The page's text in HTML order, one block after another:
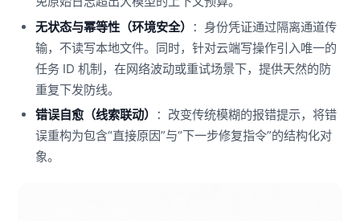
无状态与幂等性（环境安全） ：身份凭证通过隔离通道传
输，不读写本地文件。同时，针对云端写操作引入唯一的
任务 ID 机制，在网络波动或重试场景下，提供天然的防
重复下发防线。
错误自愈（线索联动） ：改变传统模糊的报错提示，将错
误重构为包含“直接原因”与“下一步修复指令”的结构化对
象。